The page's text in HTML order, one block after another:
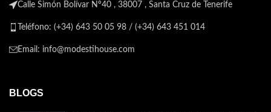
Calle Simón Bolívar Nº40 , 38007 , Santa Cruz de Tenerife
Teléfono: (+34) 643 50 05 98 / (+34) 643 451 014
Email: info@modestihouse.com
BLOGS